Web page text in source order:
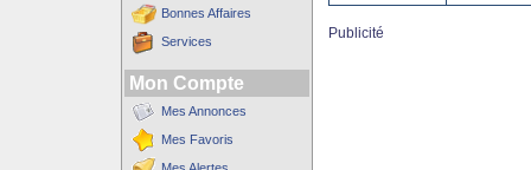
Bonnes Affaires
Services
Mon Compte
Mes Annonces
Mes Favoris
Publicité